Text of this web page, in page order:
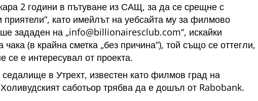
2 години в пътуване из САЩ, за да се срещне с
приятели , като имейлът на уебсайта му за филмово
зададен на info@billionairesclub.com , искайки
чака (в крайна сметка без причина ), той също се оттегли,
се е интересувал от проекта.
в Утрехт, известен като филмов град на
саботьор трябва да е дошъл от Rabobank.